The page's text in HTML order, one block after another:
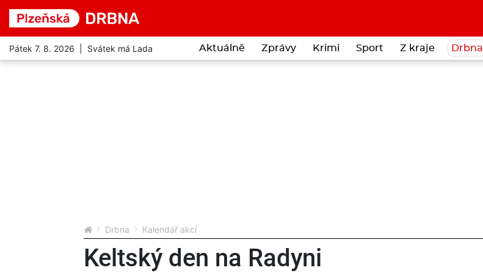
Pátek 7. 8. 2026 | Svátek má Lada Aktuálně Zprávy Krimi Sport Z kraje Drbna
Drbna Kalendář akcí
Keltský den na Radyni